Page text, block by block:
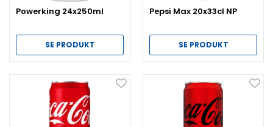
Powerking 24x250ml
SE PRODUKT
Pepsi Max 20x33cl NP
SE PRODUKT